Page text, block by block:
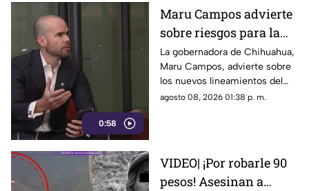
0:58
Maru Campos advierte
sobre riesgos para la
libertad de expresión
La gobernadora de Chihuahua,
Maru Campos, advierte sobre
los nuevos lineamientos del
Gobierno Federal que
agosto 08, 2026 01:38 p. m.
VIDEO| ¡Por robarle 90
pesos! Asesinan a